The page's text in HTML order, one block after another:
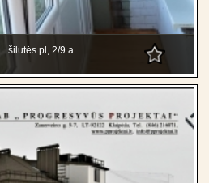
šilutės pl, 2/9 a.